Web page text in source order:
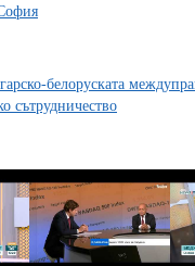
белоруската
сътрудничество